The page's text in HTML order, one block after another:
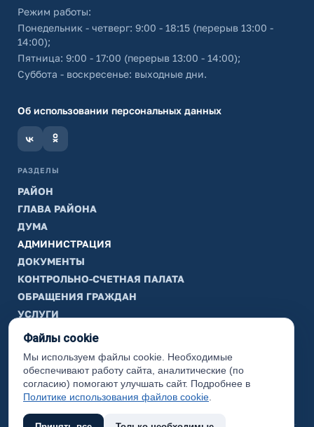
Режим работы:
Понедельник - четверг: 9:00 - 18:15 (перерыв 13:00 -
14:00);
Пятница: 9:00 - 17:00 (перерыв 13:00 - 14:00);
Суббота - воскресенье: выходные дни.
Об использовании персональных данных
РАЗДЕЛЫ
РАЙОН
ГЛАВА РАЙОНА
ДУМА
АДМИНИСТРАЦИЯ
ДОКУМЕНТЫ
КОНТРОЛЬНО-СЧЕТНАЯ ПАЛАТА
ОБРАЩЕНИЯ ГРАЖДАН
УСЛУГИ
ТИК
ИНФОРМАЦИЯ
Законодательная карта
Карта сайта
Файлы cookie
Мы используем файлы cookie. Необходимые
обеспечивают работу сайта, аналитические (по
согласию) помогают улучшать сайт. Подробнее в
Политике использования файлов cookie